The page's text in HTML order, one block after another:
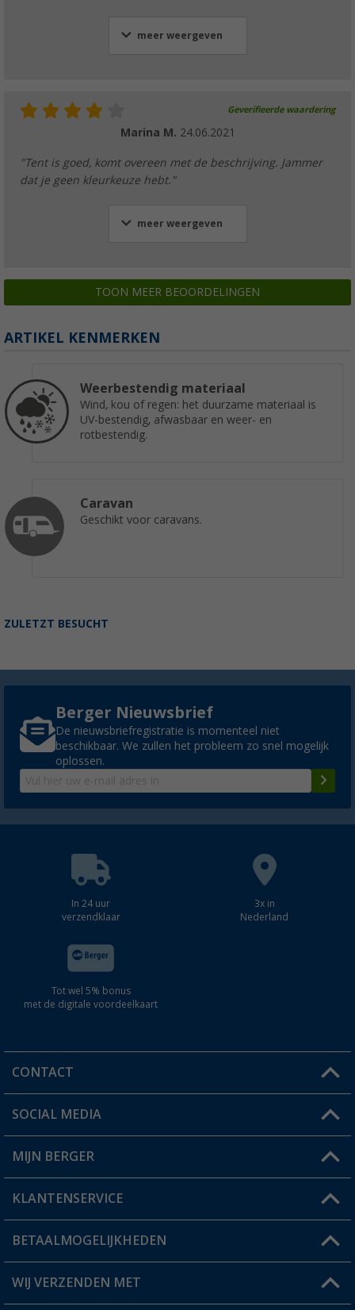
meer weergeven
Geverifieerde waardering
Marina M. 24.06.2021
"Tent is goed, komt overeen met de beschrijving. Jammer
dat je geen kleurkeuze hebt."
meer weergeven
TOON MEER BEOORDELINGEN
ARTIKEL KENMERKEN
Weerbestendig materiaal
Wind, kou of regen: het duurzame materiaal is
UV-bestendig, afwasbaar en weer- en
rotbestendig.
Caravan
Geschikt voor caravans.
ZULETZT BESUCHT
Berger Nieuwsbrief
De nieuwsbriefregistratie is momenteel niet
beschikbaar. We zullen het probleem zo snel mogelijk
oplossen.
In 24 uur
verzendklaar
3x in
Nederland
Tot wel 5% bonus
met de digitale voordeelkaart
CONTACT
Een vraag?
Winkel vinden
SOCIAL MEDIA
MIJN BERGER
Mijn account
Status bestelling
Verlanglijstje
KLANTENSERVICE
FAQ & Contact
Verzendinformatie
BETAALMOGELIJKHEDEN
WIJ VERZENDEN MET